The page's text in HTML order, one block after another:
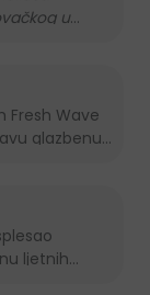
u...
glazbenu...
ljetnih...